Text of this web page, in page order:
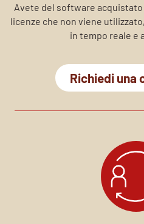
Avete del software
licenze che non viene
in tempo reale e
Richiedi una